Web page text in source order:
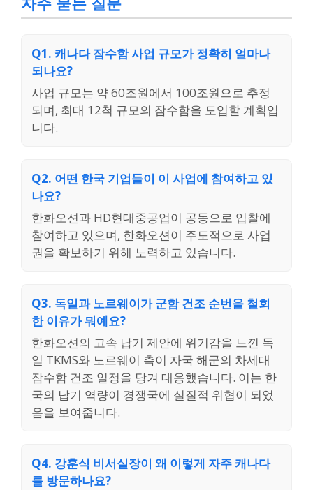
Q1. 캐나다 잠수함 사업 규모가 정확히 얼마나
되나요?
사업 규모는 약 60조원에서 100조원으로 추정
되며, 최대 12척 규모의 잠수함을 도입할 계획입
니다.
Q2. 어떤 한국 기업들이 이 사업에 참여하고 있
나요?
한화오션과 HD현대중공업이 공동으로 입찰에
참여하고 있으며, 한화오션이 주도적으로 사업
권을 확보하기 위해 노력하고 있습니다.
Q3. 독일과 노르웨이가 군함 건조 순번을 철회
한 이유가 뭐예요?
한화오션의 고속 납기 제안에 위기감을 느낀 독
일 TKMS와 노르웨이 측이 자국 해군의 차세대
잠수함 건조 일정을 당겨 대응했습니다. 이는 한
국의 납기 역량이 경쟁국에 실질적 위협이 되었
음을 보여줍니다.
Q4. 강훈식 비서실장이 왜 이렇게 자주 캐나다
를 방문하나요?